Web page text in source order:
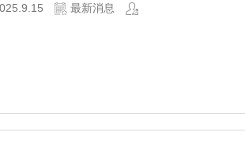
最新消息